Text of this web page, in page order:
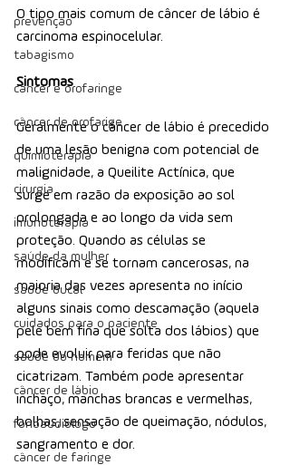
prevenção
tabagismo
câncer e orofaringe
câncer de orofarige
quimioterapia
cirurgia
imunoterapia
saúde da mulher
saúde bucal
cuidados para o paciente
saúde do homem
câncer de lábio
fonoaudiólogo
câncer de faringe
O tipo mais comum de câncer de lábio é
carcinoma espinocelular.
Sintomas
Geralmente o câncer de lábio é precedido
de uma lesão benigna com potencial de
malignidade, a Queilite Actínica, que
surge em razão da exposição ao sol
prolongada e ao longo da vida sem
proteção. Quando as células se
modificam e se tornam cancerosas, na
maioria das vezes apresenta no início
alguns sinais como descamação (aquela
pele bem fina que solta dos lábios) que
pode evoluir para feridas que não
cicatrizam. Também pode apresentar
inchaço, manchas brancas e vermelhas,
bolhas, sensação de queimação, nódulos,
sangramento e dor.